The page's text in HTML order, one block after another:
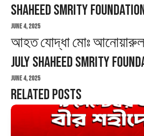
Shaheed Smrity
June 4, 2025
আহত যোদ্ধা মোঃ আনোয়ারুল
July Shaheed Smrity
June 4, 2025
Related Posts